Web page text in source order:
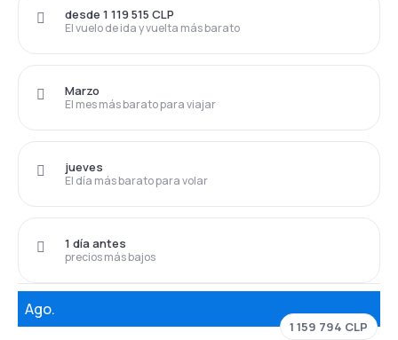
El vuelo de ida y vuelta más barato
desde 1 119 515 CLP
El mes más barato para viajar
Marzo
El día más barato para volar
jueves
precios más bajos
1 día antes
Ago.
1 159 794 CLP